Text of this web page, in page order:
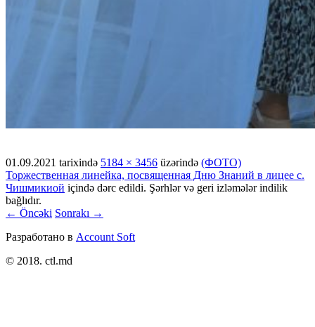
01.09.2021 tarixində 5184 × 3456 üzərində (ФОТО)
Торжественная линейка, посвященная Дню Знаний в лицее с.
Чишмикиой içində dərc edildi. Şərhlər və geri izləmələr indilik
bağlıdır.
← Öncəki Sonrakı →
Разработано в Account Soft
© 2018. ctl.md